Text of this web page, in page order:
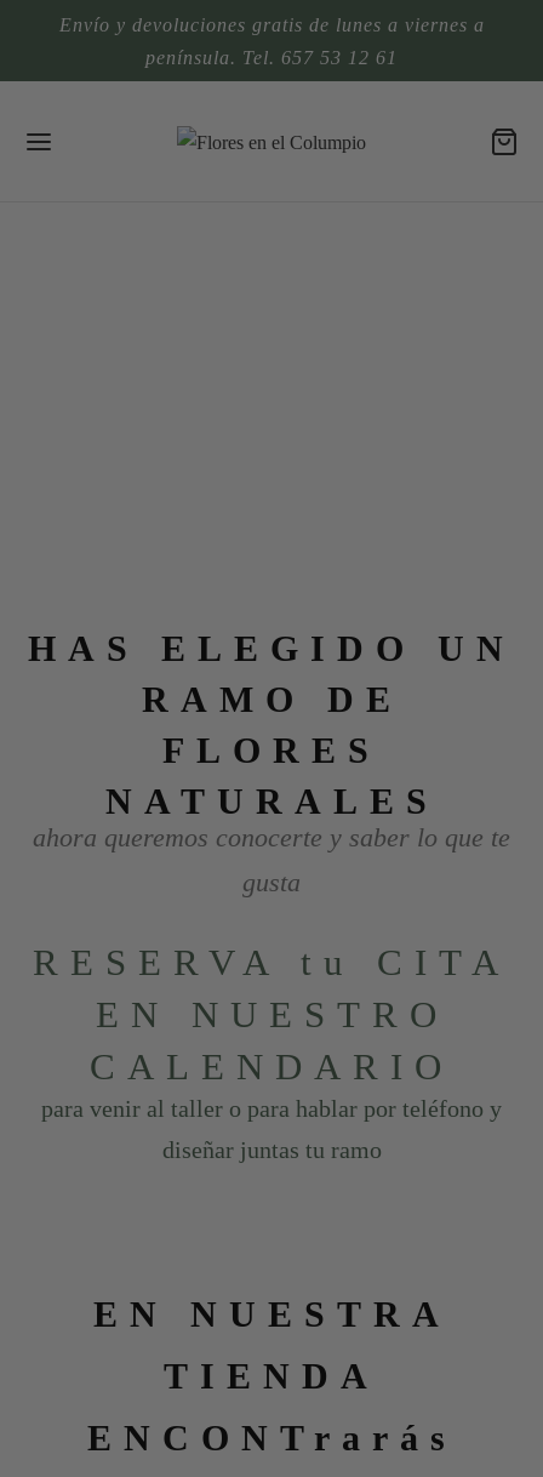
Envío y devoluciones gratis de lunes a viernes a
península. Tel. 657 53 12 61
HAS ELEGIDO UN
RAMO DE
FLORES
NATURALES
ahora queremos conocerte y saber lo que te
gusta
RESERVA tu CITA
EN NUESTRO
CALENDARIO
para venir al taller o para hablar por teléfono y
diseñar juntas tu ramo
EN NUESTRA
TIENDA
ENCONTrarás